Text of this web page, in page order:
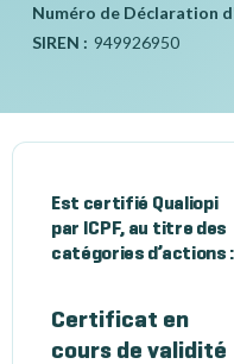
Numéro de Déclaration
SIREN : 949926950
Est certifié Qualiopi
par ICPF, au titre des
catégories d’actions :
Certificat en
cours de validité